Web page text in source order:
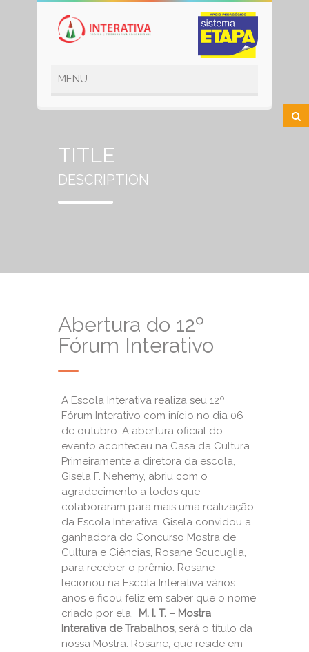
TITLE
DESCRIPTION
Abertura do 12º
Fórum Interativo
A Escola Interativa realiza seu 12º
Fórum Interativo com início no dia 06
de outubro. A abertura oficial do
evento aconteceu na Casa da Cultura.
Primeiramente a diretora da escola,
Gisela F. Nehemy, abriu com o
agradecimento a todos que
colaboraram para mais uma realização
da Escola Interativa. Gisela convidou a
ganhadora do Concurso Mostra de
Cultura e Ciências, Rosane Scucuglia,
para receber o prêmio. Rosane
lecionou na Escola Interativa vários
anos e ficou feliz em saber que o nome
criado por ela, M. I. T. – Mostra
Interativa de Trabalhos, será o título da
nossa Mostra. Rosane, que reside em